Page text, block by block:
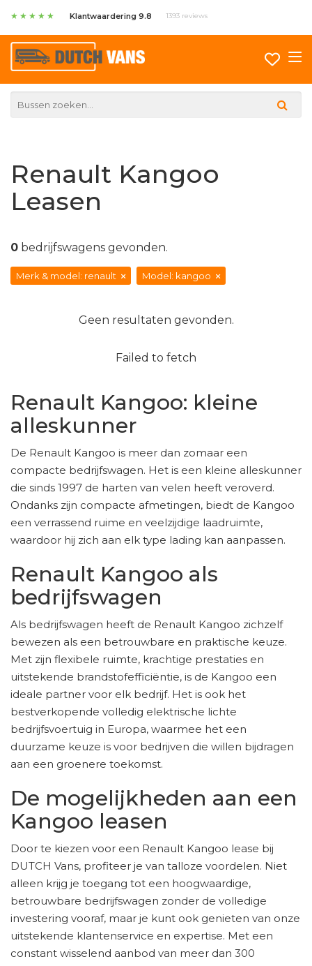
★ ★ ★ ★ ★ Klantwaardering 9.8 1393 reviews
Renault Kangoo
Leasen
0 bedrijfswagens gevonden.
Merk & model: renault Model: kangoo
Geen resultaten gevonden.
Failed to fetch
Renault Kangoo: kleine
alleskunner
De Renault Kangoo is meer dan zomaar een
compacte bedrijfswagen. Het is een kleine alleskunner
die sinds 1997 de harten van velen heeft veroverd.
Ondanks zijn compacte afmetingen, biedt de Kangoo
een verrassend ruime en veelzijdige laadruimte,
waardoor hij zich aan elk type lading kan aanpassen.
Renault Kangoo als
bedrijfswagen
Als bedrijfswagen heeft de Renault Kangoo zichzelf
bewezen als een betrouwbare en praktische keuze.
Met zijn flexibele ruimte, krachtige prestaties en
uitstekende brandstofefficiëntie, is de Kangoo een
ideale partner voor elk bedrijf. Het is ook het
bestverkopende volledig elektrische lichte
bedrijfsvoertuig in Europa, waarmee het een
duurzame keuze is voor bedrijven die willen bijdragen
aan een groenere toekomst.
De mogelijkheden aan een
Kangoo leasen
Door te kiezen voor een Renault Kangoo lease bij
DUTCH Vans, profiteer je van talloze voordelen. Niet
alleen krijg je toegang tot een hoogwaardige,
betrouwbare bedrijfswagen zonder de volledige
investering vooraf, maar je kunt ook genieten van onze
uitstekende klantenservice en expertise. Met een
constant wisselend aanbod van meer dan 300